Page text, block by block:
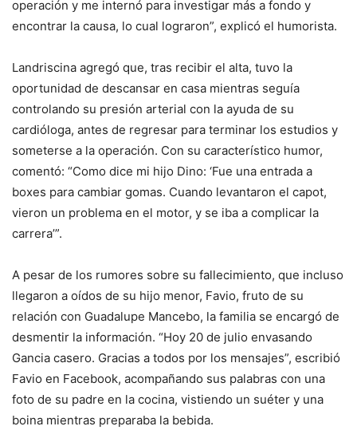
operación y me internó para investigar más a fondo y
encontrar la causa, lo cual lograron”, explicó el humorista.
Landriscina agregó que, tras recibir el alta, tuvo la
oportunidad de descansar en casa mientras seguía
controlando su presión arterial con la ayuda de su
cardióloga, antes de regresar para terminar los estudios y
someterse a la operación. Con su característico humor,
comentó: “Como dice mi hijo Dino: ‘Fue una entrada a
boxes para cambiar gomas. Cuando levantaron el capot,
vieron un problema en el motor, y se iba a complicar la
carrera’”.
A pesar de los rumores sobre su fallecimiento, que incluso
llegaron a oídos de su hijo menor, Favio, fruto de su
relación con Guadalupe Mancebo, la familia se encargó de
desmentir la información. “Hoy 20 de julio envasando
Gancia casero. Gracias a todos por los mensajes”, escribió
Favio en Facebook, acompañando sus palabras con una
foto de su padre en la cocina, vistiendo un suéter y una
boina mientras preparaba la bebida.